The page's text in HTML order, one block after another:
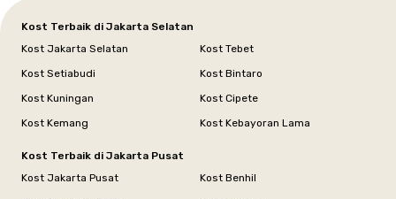
Kost Terbaik di Jakarta Selatan
Kost Jakarta Selatan
Kost Tebet
Kost Setiabudi
Kost Bintaro
Kost Kuningan
Kost Cipete
Kost Kemang
Kost Kebayoran Lama
Kost Terbaik di Jakarta Pusat
Kost Jakarta Pusat
Kost Benhil